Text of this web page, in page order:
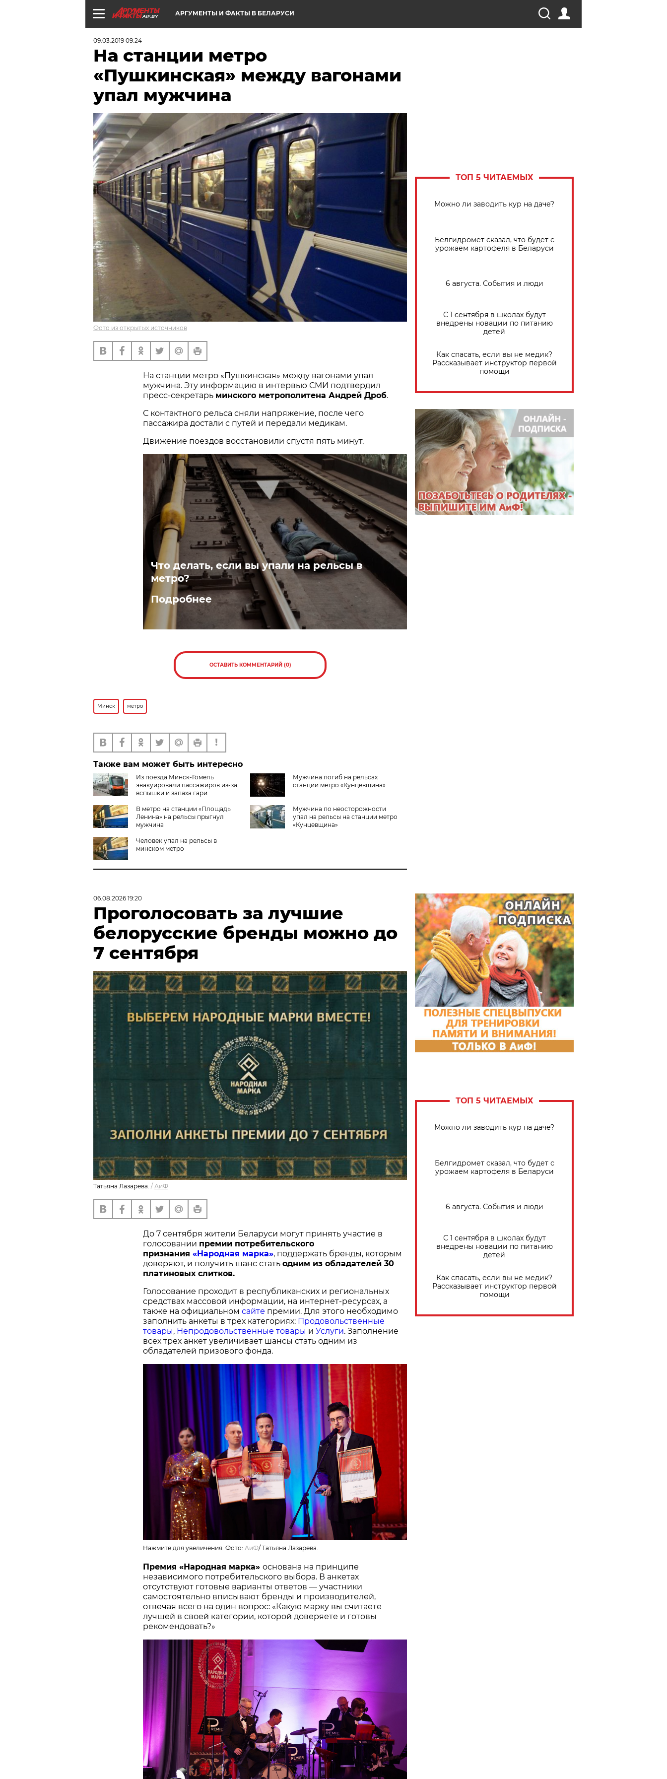
AIF.BY АРГУМЕНТЫ И ФАКТЫ В БЕЛАРУСИ
09.03.2019 09:24
На станции метро
«Пушкинская» между вагонами
упал мужчина
Фото из открытых источников
На станции метро «Пушкинская» между вагонами упал
мужчина. Эту информацию в интервью СМИ подтвердил
пресс-секретарь минского метрополитена Андрей Дроб.
С контактного рельса сняли напряжение, после чего
пассажира достали с путей и передали медикам.
Движение поездов восстановили спустя пять минут.
Что делать, если вы упали на рельсы в
метро?
Подробнее
ОСТАВИТЬ КОММЕНТАРИЙ (0)
Минск метро
Также вам может быть интересно
Из поезда Минск-Гомель
эвакуировали пассажиров из-за
вспышки и запаха гари
Мужчина погиб на рельсах
станции метро «Кунцевщина»
В метро на станции «Площадь
Ленина» на рельсы прыгнул
мужчина
Мужчина по неосторожности
упал на рельсы на станции метро
«Кунцевщина»
Человек упал на рельсы в
минском метро
ТОП 5 ЧИТАЕМЫХ
Можно ли заводить кур на даче?
Белгидромет сказал, что будет с
урожаем картофеля в Беларуси
6 августа. События и люди
С 1 сентября в школах будут
внедрены новации по питанию
детей
Как спасать, если вы не медик?
Рассказывает инструктор первой
помощи
06.08.2026 19:20
Проголосовать за лучшие
белорусские бренды можно до
7 сентября
Татьяна Лазарева. / АиФ
До 7 сентября жители Беларуси могут принять участие в
голосовании премии потребительского
признания «Народная марка», поддержать бренды, которым
доверяют, и получить шанс стать одним из обладателей 30
платиновых слитков.
Голосование проходит в республиканских и региональных
средствах массовой информации, на интернет-ресурсах, а
также на официальном сайте премии. Для этого необходимо
заполнить анкеты в трех категориях: Продовольственные
товары, Непродовольственные товары и Услуги. Заполнение
всех трех анкет увеличивает шансы стать одним из
обладателей призового фонда.
Нажмите для увеличения. Фото: АиФ/ Татьяна Лазарева.
Премия «Народная марка» основана на принципе
независимого потребительского выбора. В анкетах
отсутствуют готовые варианты ответов — участники
самостоятельно вписывают бренды и производителей,
отвечая всего на один вопрос: «Какую марку вы считаете
лучшей в своей категории, которой доверяете и готовы
рекомендовать?»
ТОП 5 ЧИТАЕМЫХ
Можно ли заводить кур на даче?
Белгидромет сказал, что будет с
урожаем картофеля в Беларуси
6 августа. События и люди
С 1 сентября в школах будут
внедрены новации по питанию
детей
Как спасать, если вы не медик?
Рассказывает инструктор первой
помощи